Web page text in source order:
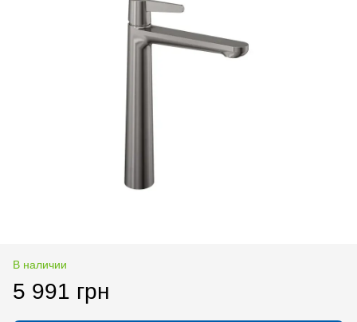
В наличии
5 991 грн